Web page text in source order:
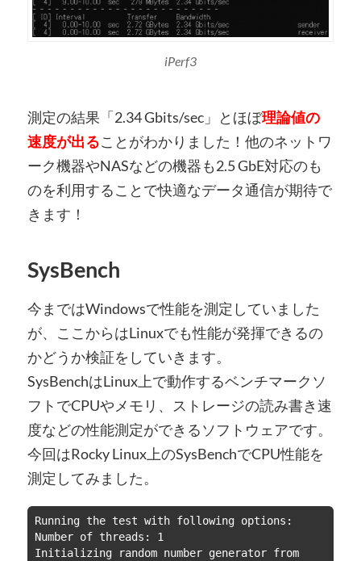
iPerf3
測定の結果「2.34 Gbits/sec」とほぼ理論値の
速度が出ることがわかりました！他のネットワ
ーク機器やNASなどの機器も2.5 GbE対応のも
のを利用することで快適なデータ通信が期待で
きます！
SysBench
今まではWindowsで性能を測定していました
が、ここからはLinuxでも性能が発揮できるの
かどうか検証をしていきます。
SysBenchはLinux上で動作するベンチマークソ
フトでCPUやメモリ、ストレージの読み書き速
度などの性能測定ができるソフトウェアです。
今回はRocky Linux上のSysBenchでCPU性能を
測定してみました。
Running the test with following options:
Number of threads: 1
Initializing random number generator from